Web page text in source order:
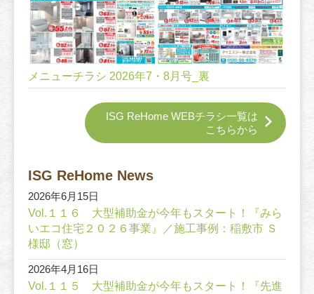
メニューチラシ 2026年7・8月号_裏
ISG ReHome WEBチラシ一覧は
こちらから
ISG ReHome News
2026年6月15日
Vol.１１６ 大型補助金が今年もスタート！『みら
いエコ住宅２０２６事業』／施工事例：稲敷市 Ｓ
様邸（窓）
2026年4月16日
Vol.１１５ 大型補助金が今年もスタート！『先進